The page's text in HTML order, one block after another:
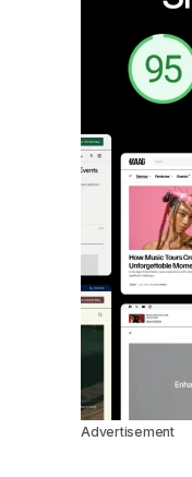
Advertisement